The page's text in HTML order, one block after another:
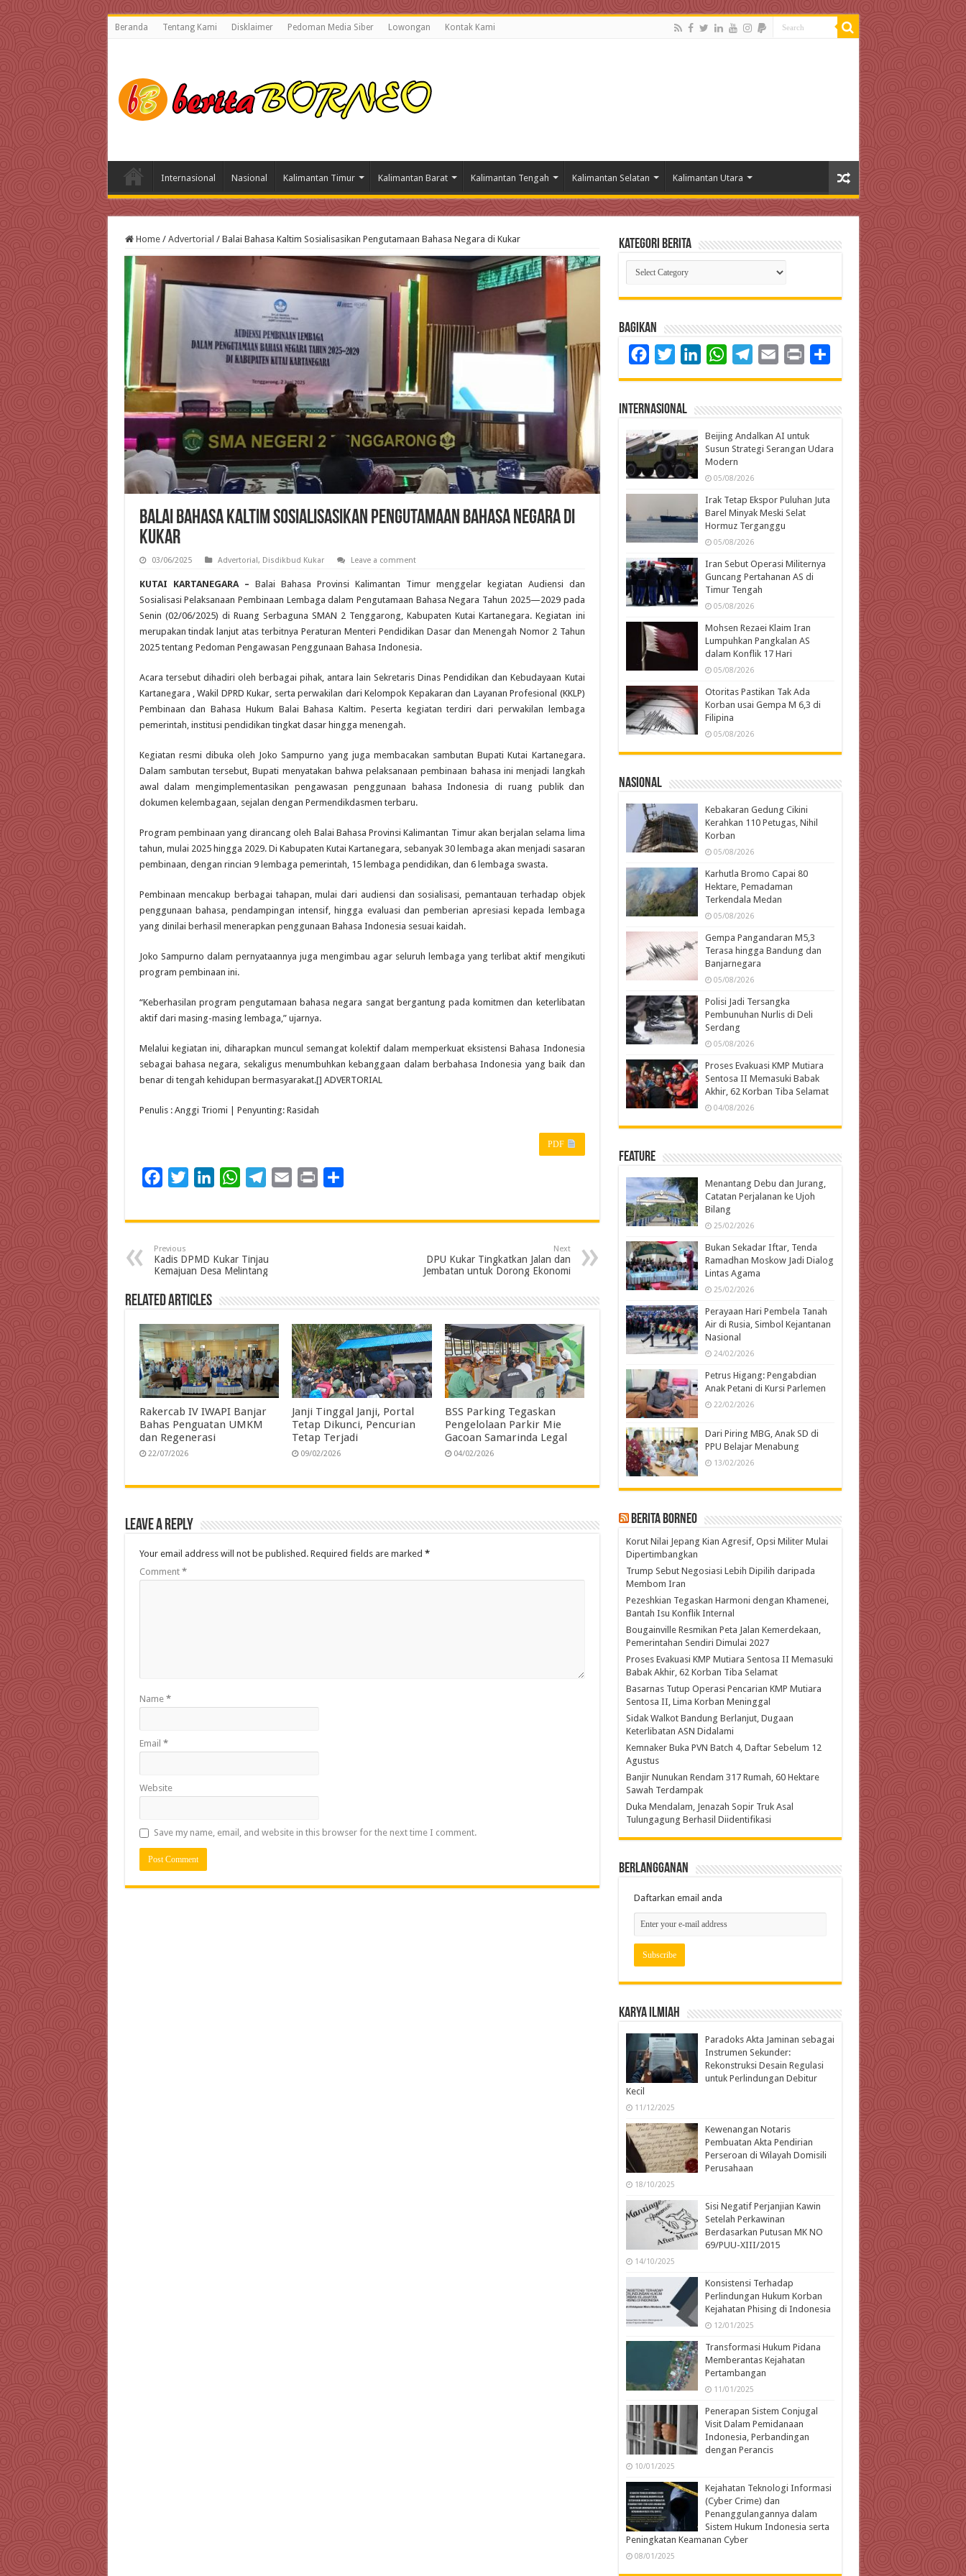
Beranda Tentang Kami Disklaimer Pedoman Media Siber Lowongan Kontak Kami
Internasional Nasional Kalimantan Timur Kalimantan Barat Kalimantan Tengah Kalimantan Selatan Kalimantan Utara
Home / Advertorial / Balai Bahasa Kaltim Sosialisasikan Pengutamaan Bahasa Negara di Kukar
Balai Bahasa Kaltim Sosialisasikan Pengutamaan Bahasa Negara di
Kukar
03/06/2025 Advertorial, Disdikbud Kukar Leave a comment
KUTAI KARTANEGARA – Balai Bahasa Provinsi Kalimantan Timur menggelar kegiatan Audiensi dan
Sosialisasi Pelaksanaan Pembinaan Lembaga dalam Pengutamaan Bahasa Negara Tahun 2025—2029 pada
Senin (02/06/2025) di Ruang Serbaguna SMAN 2 Tenggarong, Kabupaten Kutai Kartanegara. Kegiatan ini
merupakan tindak lanjut atas terbitnya Peraturan Menteri Pendidikan Dasar dan Menengah Nomor 2 Tahun
2025 tentang Pedoman Pengawasan Penggunaan Bahasa Indonesia.
Acara tersebut dihadiri oleh berbagai pihak, antara lain Sekretaris Dinas Pendidikan dan Kebudayaan Kutai
Kartanegara , Wakil DPRD Kukar, serta perwakilan dari Kelompok Kepakaran dan Layanan Profesional (KKLP)
Pembinaan dan Bahasa Hukum Balai Bahasa Kaltim. Peserta kegiatan terdiri dari perwakilan lembaga
pemerintah, institusi pendidikan tingkat dasar hingga menengah.
Kegiatan resmi dibuka oleh Joko Sampurno yang juga membacakan sambutan Bupati Kutai Kartanegara.
Dalam sambutan tersebut, Bupati menyatakan bahwa pelaksanaan pembinaan bahasa ini menjadi langkah
awal dalam mengimplementasikan pengawasan penggunaan bahasa Indonesia di ruang publik dan
dokumen kelembagaan, sejalan dengan Permendikdasmen terbaru.
Program pembinaan yang dirancang oleh Balai Bahasa Provinsi Kalimantan Timur akan berjalan selama lima
tahun, mulai 2025 hingga 2029. Di Kabupaten Kutai Kartanegara, sebanyak 30 lembaga akan menjadi sasaran
pembinaan, dengan rincian 9 lembaga pemerintah, 15 lembaga pendidikan, dan 6 lembaga swasta.
Pembinaan mencakup berbagai tahapan, mulai dari audiensi dan sosialisasi, pemantauan terhadap objek
penggunaan bahasa, pendampingan intensif, hingga evaluasi dan pemberian apresiasi kepada lembaga
yang dinilai berhasil menerapkan penggunaan Bahasa Indonesia sesuai kaidah.
Joko Sampurno dalam pernyataannya juga mengimbau agar seluruh lembaga yang terlibat aktif mengikuti
program pembinaan ini.
“Keberhasilan program pengutamaan bahasa negara sangat bergantung pada komitmen dan keterlibatan
aktif dari masing-masing lembaga,” ujarnya.
Melalui kegiatan ini, diharapkan muncul semangat kolektif dalam memperkuat eksistensi Bahasa Indonesia
sebagai bahasa negara, sekaligus menumbuhkan kebanggaan dalam berbahasa Indonesia yang baik dan
benar di tengah kehidupan bermasyarakat.[] ADVERTORIAL
Penulis : Anggi Triomi | Penyunting: Rasidah
PDF
c
b
o
o
i
t
e
r
n
e
d
W
a
s
A
p
l
g
r
a
a
i
a
Previous
Kadis DPMD Kukar Tinjau
Kemajuan Desa Melintang
Next
DPU Kukar Tingkatkan Jalan dan
Jembatan untuk Dorong Ekonomi
Related Articles
Rakercab IV IWAPI Banjar
Bahas Penguatan UMKM
dan Regenerasi
22/07/2026
Janji Tinggal Janji, Portal
Tetap Dikunci, Pencurian
Tetap Terjadi
09/02/2026
BSS Parking Tegaskan
Pengelolaan Parkir Mie
Gacoan Samarinda Legal
04/02/2026
Leave a Reply
Your email address will not be published. Required fields are marked *
Comment *
Name *
Email *
Website
Save my name, email, and website in this browser for the next time I comment.
Kategori Berita
Kategori
Berita
Bagikan
FacebookTwitterLinkedInWhatsAppTelegram
Email Print
Internasional
Beijing Andalkan AI untuk
Susun Strategi Serangan Udara
Modern
05/08/2026
Irak Tetap Ekspor Puluhan Juta
Barel Minyak Meski Selat
Hormuz Terganggu
05/08/2026
Iran Sebut Operasi Militernya
Guncang Pertahanan AS di
Timur Tengah
05/08/2026
Mohsen Rezaei Klaim Iran
Lumpuhkan Pangkalan AS
dalam Konflik 17 Hari
05/08/2026
Otoritas Pastikan Tak Ada
Korban usai Gempa M 6,3 di
Filipina
05/08/2026
Nasional
Kebakaran Gedung Cikini
Kerahkan 110 Petugas, Nihil
Korban
05/08/2026
Karhutla Bromo Capai 80
Hektare, Pemadaman
Terkendala Medan
05/08/2026
Gempa Pangandaran M5,3
Terasa hingga Bandung dan
Banjarnegara
05/08/2026
Polisi Jadi Tersangka
Pembunuhan Nurlis di Deli
Serdang
05/08/2026
Proses Evakuasi KMP Mutiara
Sentosa II Memasuki Babak
Akhir, 62 Korban Tiba Selamat
04/08/2026
Feature
Menantang Debu dan Jurang,
Catatan Perjalanan ke Ujoh
Bilang
25/02/2026
Bukan Sekadar Iftar, Tenda
Ramadhan Moskow Jadi Dialog
Lintas Agama
25/02/2026
Perayaan Hari Pembela Tanah
Air di Rusia, Simbol Kejantanan
Nasional
24/02/2026
Petrus Higang: Pengabdian
Anak Petani di Kursi Parlemen
22/02/2026
Dari Piring MBG, Anak SD di
PPU Belajar Menabung
13/02/2026
Berita Borneo
Korut Nilai Jepang Kian Agresif, Opsi Militer Mulai
Dipertimbangkan
Trump Sebut Negosiasi Lebih Dipilih daripada
Membom Iran
Pezeshkian Tegaskan Harmoni dengan Khamenei,
Bantah Isu Konflik Internal
Bougainville Resmikan Peta Jalan Kemerdekaan,
Pemerintahan Sendiri Dimulai 2027
Proses Evakuasi KMP Mutiara Sentosa II Memasuki
Babak Akhir, 62 Korban Tiba Selamat
Basarnas Tutup Operasi Pencarian KMP Mutiara
Sentosa II, Lima Korban Meninggal
Sidak Walkot Bandung Berlanjut, Dugaan
Keterlibatan ASN Didalami
Kemnaker Buka PVN Batch 4, Daftar Sebelum 12
Agustus
Banjir Nunukan Rendam 317 Rumah, 60 Hektare
Sawah Terdampak
Duka Mendalam, Jenazah Sopir Truk Asal
Tulungagung Berhasil Diidentifikasi
Berlangganan
Daftarkan email anda
Karya Ilmiah
Paradoks Akta Jaminan sebagai
Instrumen Sekunder:
Rekonstruksi Desain Regulasi
untuk Perlindungan Debitur
Kecil
11/12/2025
Kewenangan Notaris
Pembuatan Akta Pendirian
Perseroan di Wilayah Domisili
Perusahaan
18/10/2025
Sisi Negatif Perjanjian Kawin
Setelah Perkawinan
Berdasarkan Putusan MK NO
69/PUU-XIII/2015
14/10/2025
Konsistensi Terhadap
Perlindungan Hukum Korban
Kejahatan Phising di Indonesia
12/01/2025
Transformasi Hukum Pidana
Memberantas Kejahatan
Pertambangan
11/01/2025
Penerapan Sistem Conjugal
Visit Dalam Pemidanaan
Indonesia, Perbandingan
dengan Perancis
10/01/2025
Kejahatan Teknologi Informasi
(Cyber Crime) dan
Penanggulangannya dalam
Sistem Hukum Indonesia serta
Peningkatan Keamanan Cyber
08/01/2025